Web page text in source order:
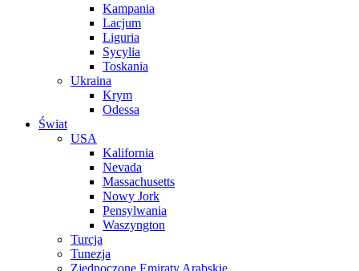
Kampania
Lacjum
Liguria
Sycylia
Toskania
Ukraina
Krym
Odessa
Świat
USA
Kalifornia
Nevada
Massachusetts
Nowy Jork
Pensylwania
Waszyngton
Turcja
Tunezja
Zjednoczone Emiraty Arabskie